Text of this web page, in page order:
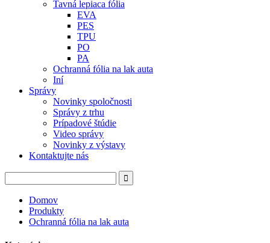
Tavná lepiaca fólia
EVA
PES
TPU
PO
PA
Ochranná fólia na lak auta
Iní
Správy
Novinky spoločnosti
Správy z trhu
Prípadové štúdie
Video správy
Novinky z výstavy
Kontaktujte nás
Domov
Produkty
Ochranná fólia na lak auta